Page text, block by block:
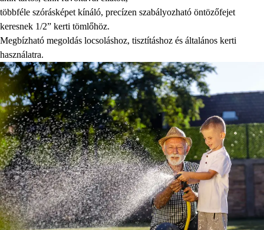
többféle szórásképet kínáló, precízen szabályozható öntözőfejet
keresnek 1/2” kerti tömlőhöz.
Megbízható megoldás locsoláshoz, tisztításhoz és általános kerti
használatra.